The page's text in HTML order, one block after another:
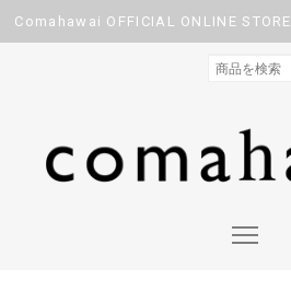
Comahawai OFFICIAL ONLINE STORE